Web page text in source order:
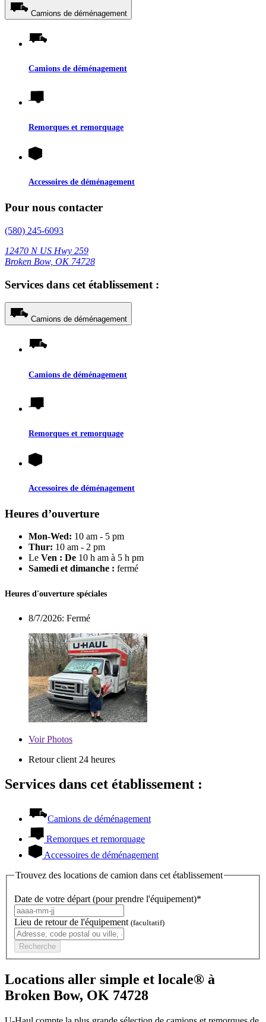
Camions de déménagement
Camions de déménagement
Remorques et remorquage
Accessoires de déménagement
Pour nous contacter
(580) 245-6093
12470 N US Hwy 259
Broken Bow, OK 74728
Services dans cet établissement :
Camions de déménagement
Camions de déménagement
Remorques et remorquage
Accessoires de déménagement
Heures d’ouverture
Mon-Wed: 10 am - 5 pm
Thur: 10 am - 2 pm
Le Ven : De 10 h am à 5 h pm
Samedi et dimanche : fermé
Heures d'ouverture spéciales
8/7/2026: Fermé
VoirPhotos
Retour client 24 heures
Services dans cet établissement :
Camions de déménagement
Remorques et remorquage
Accessoires de déménagement
Trouvez des locations de camion dans cet établissement
Date de votre départ (pour prendre l'équipement)*
Lieu de retour de l'équipement (facultatif)
Recherche
Locations aller simple et locale® à
Broken Bow, OK 74728